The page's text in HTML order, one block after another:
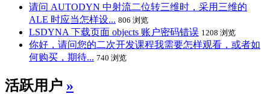
请问 AUTODYN 中射流二位转三维时，采用三维的
ALE 时应当怎样设... 806 浏览
LSDYNA 下载页面 objects 账户密码错误 1208 浏览
你好，请问您的二次开发课程我需要怎样观看，或者如
何购买，期待... 740 浏览
活跃用户 »